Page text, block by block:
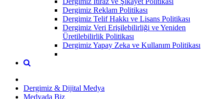
Dergimiz Reklam Politikası
Dergimiz Telif Hakkı ve Lisans Politikası
Dergimiz Veri Erişilebilirliği ve Yeniden
Üretilebilirlik Politikası
Dergimiz Yapay Zeka ve Kullanım Politikası
Dergimiz & Dijital Medya
Medyada Biz